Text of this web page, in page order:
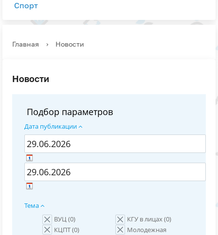
Спорт
Главная › Новости
Новости
Подбор параметров
Дата публикации
Тема
ВУЦ (0) КГУ в лицах (0)
КЦПТ (0)
Молодежная